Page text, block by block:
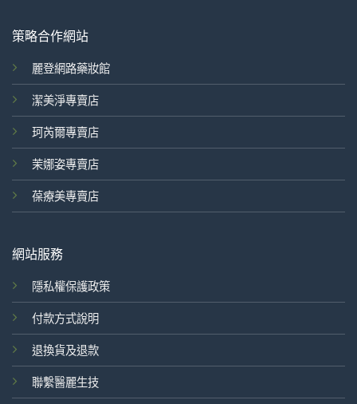
策略合作網站
麗登網路藥妝館
潔美淨專賣店
珂芮爾專賣店
茉娜姿專賣店
葆療美專賣店
網站服務
隱私權保護政策
付款方式說明
退換貨及退款
聯繫醫麗生技